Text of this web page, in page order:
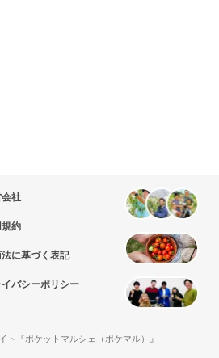
社
約
に基づく表記
イバシーポリシー
ト『ポケットマルシェ（ポケマル）』